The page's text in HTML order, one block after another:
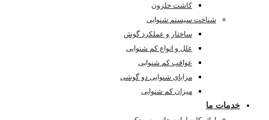
کاشت حلزون
شناخت سیستم شنوایی
ساختار و عملکرد گوش
علل و انواع کم شنوایی
عواقب کم شنوایی
مزایای شنوایی دو گوشی
میزان کم شنوایی
خدمات ما